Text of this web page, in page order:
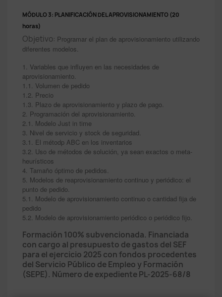
MÓDULO 3: PLANIFICACIÓN DEL APROVISIONAMIENTO (20
horas)
Objetivo: Programar el plan de aprovisionamiento utilizando
diferentes modelos.
1. Variables que influyen en las necesidades de
aprovisionamiento.
1.1. Volumen de pedido
1.2. Precio
1.3. Plazo de aprovisionamiento y plazo de pago.
2. Programación del aprovisionamiento.
2.1. Modelo Just in time
3. Nivel de servicio y stock de seguridad.
3.1. El métodp ABC en los inventarios
3.2. Uso de métodos de solución, ya sean exactos o meta-
heurísticos
4. Tamaño óptimo de pedidos.
5. Modelos de reaprovisionamiento continuo y periódico: el
punto de pedido.
5.1. Modelo de aprovisionamiento continuo o cantidad fija de
pedido
5.2. Modelo de aprovisionamiento periódico o periódico fijo.
Formación 100% subvencionada. Financiada
con cargo al presupuesto de gastos del SEF
para el ejercicio 2025 con fondos procedentes
del Servicio Público de Empleo y Formación
(SEPE). Número de expediente PL-2025-68/8